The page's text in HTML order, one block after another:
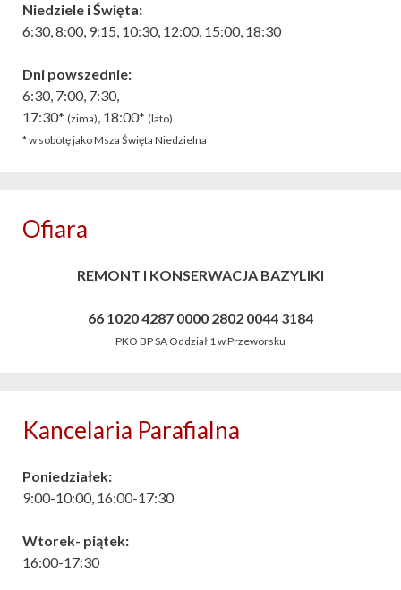
Niedziele i Święta:
6:30, 8:00, 9:15, 10:30, 12:00, 15:00, 18:30
Dni powszednie:
6:30, 7:00, 7:30,
17:30* (zima), 18:00* (lato)
* w sobotę jako Msza Święta Niedzielna
Ofiara
REMONT I KONSERWACJA BAZYLIKI
66 1020 4287 0000 2802 0044 3184
PKO BP SA Oddział 1 w Przeworsku
Kancelaria Parafialna
Poniedziałek:
9:00-10:00, 16:00-17:30
Wtorek- piątek:
16:00-17:30